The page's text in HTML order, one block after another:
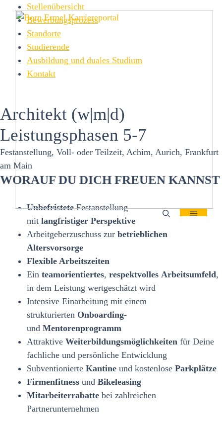
Inhalt
springen
Stellenübersicht
Bewerbungsprozess
Standorte
Studierende
Ausbildung und duales Studium
Kontakt
Architekt (w|m|d)
Leistungsphasen 5-7
Festanstellung, Voll- oder Teilzeit, Achim, Aurich, Frankfurt
am Main
WORAUF DU DICH FREUEN KANNST
UnbefristeteFestanstellung
mit langfristiger Perspektive
Arbeitgeberzuschuss zur betrieblichen
Altersvorsorge
Flexible Arbeitszeiten
Ein teamorientiertes, respektvolles Arbeitsumfeld,
in dem Leistung wertgeschätzt wird
Intensive Einarbeitung mit einem
strukturierten Onboarding-
und Mentorenprogramm
Attraktive Weiterbildungsmöglichkeiten für Deine
fachliche und persönliche Entwicklung
Subventionierte Kantine und kostenlose Parkplätze
Firmenfitness und Bikeleasing
Mitarbeiterrabatte bei zahlreichen
Partnerunternehmen